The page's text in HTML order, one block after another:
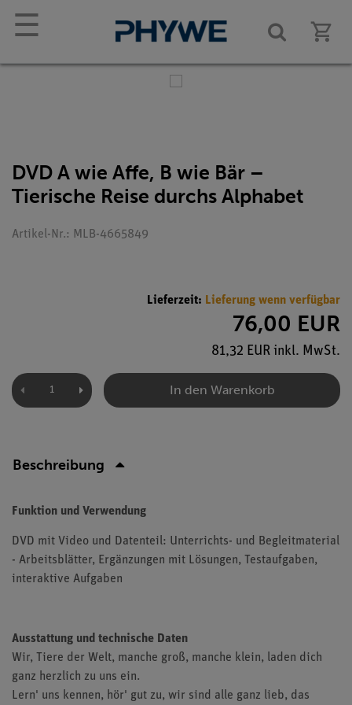
☰
DVD A wie Affe, B wie Bär –
Tierische Reise durchs Alphabet
Artikel-Nr.: MLB-4665849
Lieferzeit: Lieferung wenn verfügbar
76,00 EUR
81,32 EUR inkl. MwSt.
In den Warenkorb
Beschreibung
Funktion und Verwendung
DVD mit Video und Datenteil: Unterrichts- und Begleitmaterial
- Arbeitsblätter, Ergänzungen mit Lösungen, Testaufgaben,
interaktive Aufgaben
Ausstattung und technische Daten
Wir, Tiere der Welt, manche groß, manche klein, laden dich
ganz herzlich zu uns ein.
Lern' uns kennen, hör' gut zu, wir sind alle ganz lieb, das